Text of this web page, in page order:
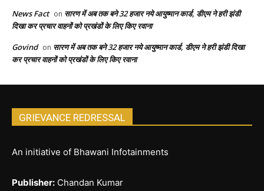
News Fact on सारण में अब तक बने 32 हजार नये आयुष्मान कार्ड, डीएम ने हरी झंडी
दिखा कर प्रचार वाहनों को प्रखंडों के लिए किए रवाना
Govind on सारण में अब तक बने 32 हजार नये आयुष्मान कार्ड, डीएम ने हरी झंडी दिखा
कर प्रचार वाहनों को प्रखंडों के लिए किए रवाना
GRIEVANCE REDRESSAL
An initiative of Bhawani Infotainments
Publisher: Chandan Kumar